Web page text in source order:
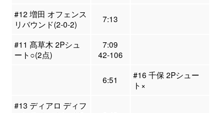
#12 増田 オフェンス
リバウンド(2-0-2)
7:13
#11 髙草木 2Pシュ
ート○(2点)
7:09
42-106
6:51
#16 千保 2Pシュー
ト×
#13 ディアロ ディフ